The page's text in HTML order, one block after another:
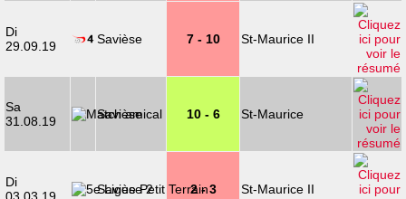
Di
29.09.19
Savièse 7 - 10 St-Maurice II
Sa
31.08.19
Savièse 10 - 6 St-Maurice
Di
Savièse 2 2 - 3 St-Maurice II